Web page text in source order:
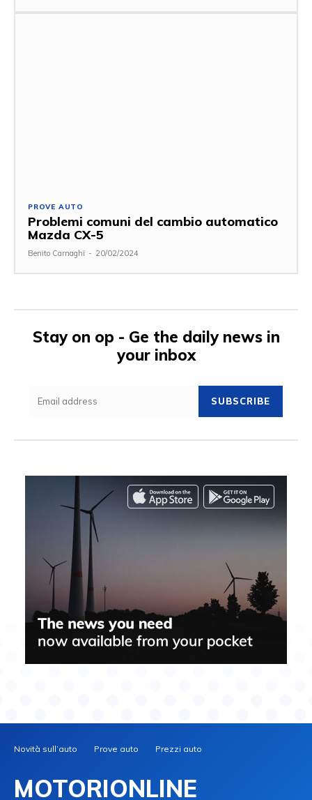
PROVE AUTO
Problemi comuni del cambio automatico
Mazda CX-5
Benito Carnaghi - 20/02/2024
Stay on op - Ge the daily news in
your inbox
SUBSCRIBE
Novità sull’auto Prove auto Prezzi auto
MOTORIONLINE